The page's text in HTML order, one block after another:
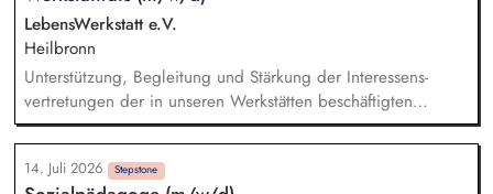
oder der Arbeitsumgebung, bei der Einarbeitung in neue
Aufträge sowie Begleitung beim Arbeitsprozess und Kontrolle
von Arbeitsergebnissen.
LebensWerkstatt e.V.
Heilbronn
Unterstützung, Begleitung und Stärkung der Interessens­
vertretungen der in unseren Werks­tätten beschäftigten
Mitarbeiter*innen mit einer geistigen Behinderung bei der
Wahrnehmung ihrer gesetzlichen Beteiligungs­rechte und der
damit verbundenen Willens­bildung. Unterstützung und
14. Juli 2026 Stepstone